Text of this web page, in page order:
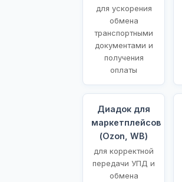
для ускорения
обмена
транспортными
документами и
получения
оплаты
Диадок для
маркетплейсов
(Ozon, WB)
для корректной
передачи УПД и
обмена